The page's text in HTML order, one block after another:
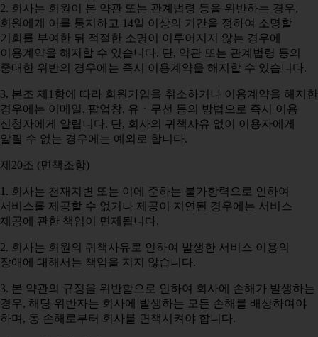
2. 회사는 회원이 본 약관 또는 관계법령 등을 위반하는 경우,
회원에게 이를 통지하고 14일 이상의 기간을 정하여 소명할
기회를 부여한 뒤 적절한 소명이 이루어지지 않는 경우에
이용계약을 해지할 수 있습니다. 단, 약관 또는 관계법령 등의
중대한 위반의 경우에는 즉시 이용계약을 해지할 수 있습니다.
3. 본조 제1항에 따라 회원가입을 취소하거나 이용계약을 해지한
경우에는 이메일, 팝업창, 유ㆍ무선 등의 방법으로 즉시 이용
신청자에게 알립니다. 단, 회사의 귀책사유 없이 이용자에게
알릴 수 없는 경우에는 예외로 합니다.
제20조 (면책조항)
1. 회사는 천재지변 또는 이에 준하는 불가항력으로 인하여
서비스를 제공할 수 없거나 제공이 지연된 경우에는 서비스
제공에 관한 책임이 면제됩니다.
2. 회사는 회원의 귀책사유로 인하여 발생한 서비스 이용의
장애에 대해서는 책임을 지지 않습니다.
3. 본 약관의 규정을 위반함으로 인하여 회사에 손해가 발생하는
경우, 해당 위반자는 회사에 발생하는 모든 손해를 배상하여야
하며, 동 손해로부터 회사를 면책시켜야 합니다.